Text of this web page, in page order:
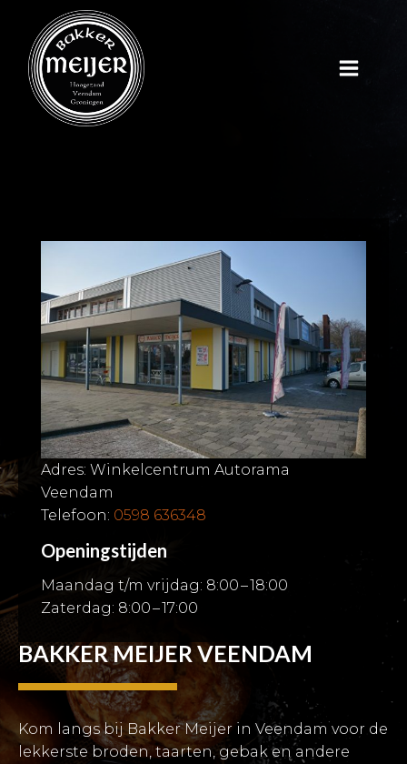
BAKKER MEIJER VEENDAM
Kom langs bij Bakker Meijer in Veendam voor de
lekkerste broden, taarten, gebak en andere
Adres: Winkelcentrum Autorama
Veendam
Telefoon: 0598 636348
Openingstijden
Maandag t/m vrijdag: 8:00 – 18:00
Zaterdag: 8:00 – 17:00